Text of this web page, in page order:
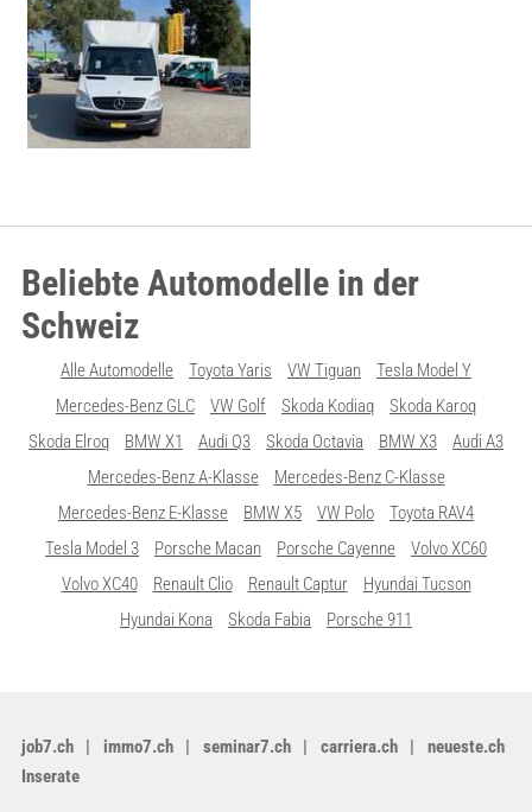
Beliebte Automodelle in der
Schweiz
Alle Automodelle Toyota Yaris VW Tiguan
Tesla Model Y
Mercedes-Benz GLC
VW Golf Skoda Kodiaq
Skoda Karoq
Skoda Elroq
BMW X1 Audi Q3 Skoda Octavia BMW X3
Audi A3
Mercedes-Benz A-Klasse
Mercedes-Benz C-Klasse
Mercedes-Benz E-Klasse
BMW X5 VW Polo
Toyota RAV4
Tesla Model 3
Porsche Macan Porsche Cayenne
Volvo XC60
Volvo XC40
Renault Clio Renault Captur
Hyundai Tucson
Hyundai Kona
Skoda Fabia Porsche 911
job7.ch immo7.ch seminar7.ch carriera.ch
neueste.ch
Inserate